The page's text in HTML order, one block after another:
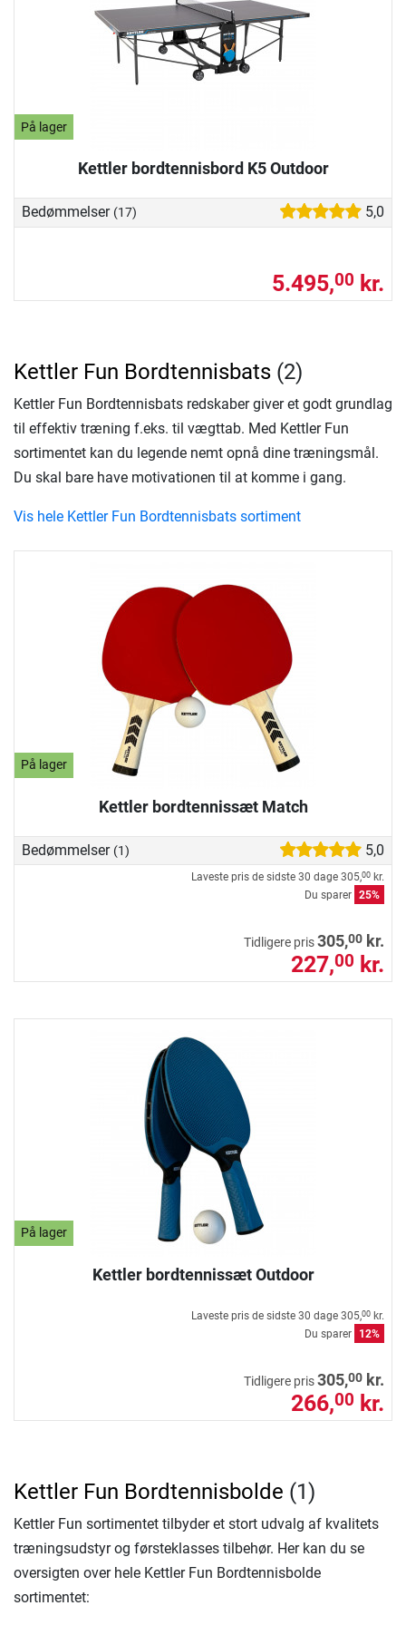
På lager
Kettler bordtennisbord K5 Outdoor
Bedømmelser (17) 5,0
5.495,00 kr.
På lager
Kettler bordtennissæt Match
Bedømmelser (1) 5,0
Laveste pris de sidste 30 dage 305,00 kr.
Du sparer 25%
Tidligere pris305,00 kr.
227,00 kr.
På lager
Kettler bordtennissæt Outdoor
Laveste pris de sidste 30 dage 305,00 kr.
Du sparer
12%
Tidligere pris305,00 kr.
266,00 kr.
Kettler Fun Bordtennisbats (2)
Kettler Fun Bordtennisbats redskaber giver et godt grundlag
til effektiv træning f.eks. til vægttab. Med Kettler Fun
sortimentet kan du legende nemt opnå dine træningsmål.
Du skal bare have motivationen til at komme i gang.
Vis hele Kettler Fun Bordtennisbats sortiment
Kettler Fun Bordtennisbolde (1)
Kettler Fun sortimentet tilbyder et stort udvalg af kvalitets
træningsudstyr og førsteklasses tilbehør. Her kan du se
oversigten over hele Kettler Fun Bordtennisbolde
sortimentet: